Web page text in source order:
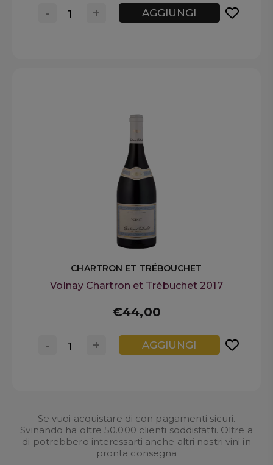
+
- AGGIUNGI
CHARTRON ET TRÉBOUCHET
Volnay Chartron et Trébuchet 2017
€44,00
+
- AGGIUNGI
Se vuoi acquistare di con pagamenti sicuri.
Svinando ha oltre 50.000 clienti soddisfatti. Oltre a
di potrebbero interessarti anche altri nostri vini in
pronta consegna